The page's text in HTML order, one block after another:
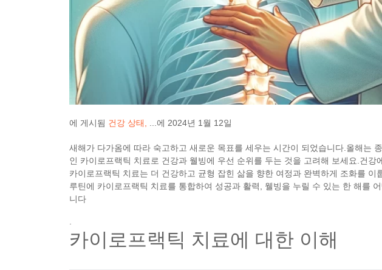
에 게시됨 건강 상태 ...에 2024년 1월 12일
새해가 다가옴에 따라 숙고하고 새로운 목표를 세우는 시간이 되었습니다.올해는
인 카이로프랙틱 치료로 건강과 웰빙에 우선 순위를 두는 것을 고려해 보세요.건강
카이로프랙틱 치료는 더 건강하고 균형 잡힌 삶을 향한 여정과 완벽하게 조화를 이
루틴에 카이로프랙틱 치료를 통합하여 성공과 활력, 웰빙을 누릴 수 있는 한 해를
니다
카이로프랙틱 치료에 대한 이해